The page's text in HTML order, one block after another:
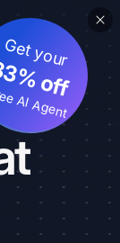
Get your
off
AI Agent